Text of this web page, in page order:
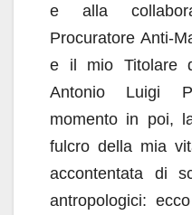
e alla
Procuratore Anti-
e il mio Titolare
Antonio Luigi
momento in poi,
fulcro della mia
accontentata di
antropologici: